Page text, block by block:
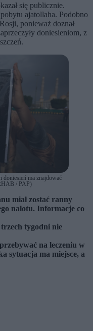
się publicznie.
ajatollaha. Podobno
ponieważ doznał
doniesieniom, z
doniesień ma znajdować
/ PAP)
miał zostać ranny
nalotu. Informacje co
tygodni nie
na leczeniu w
sytuacja ma miejsce, a